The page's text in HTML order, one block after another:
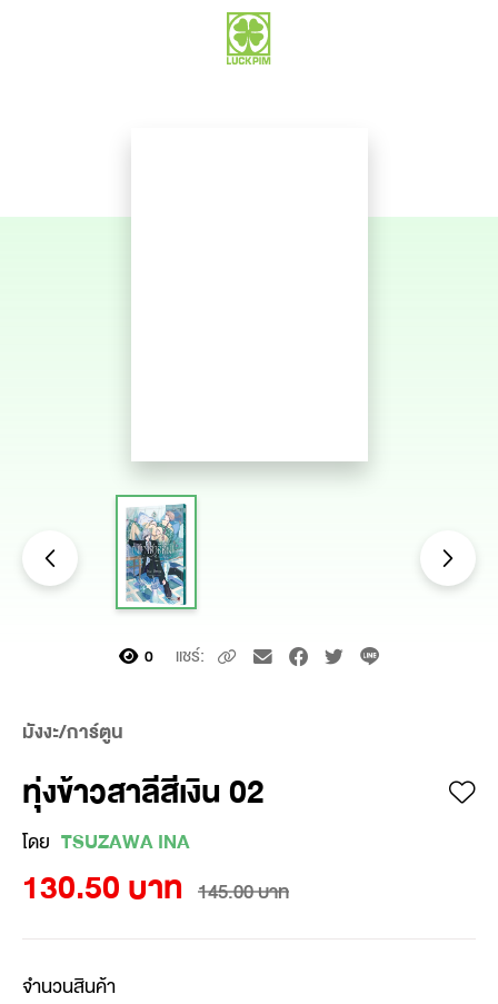
0 แชร์:
มังงะ/การ์ตูน
ทุ่งข้าวสาลีสีเงิน 02
โดย TSUZAWA INA
130.50 บาท 145.00 บาท
จำนวนสินค้า